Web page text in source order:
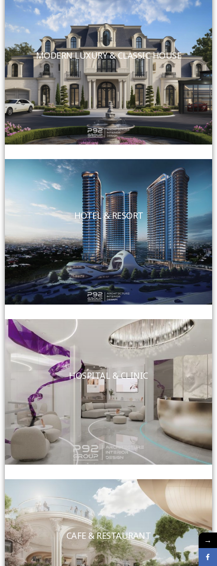
MODERN LUXURY & CLASSIC HOUSE
View More
HOTEL & RESORT
View More
HOSPITAL & CLINIC
View More
CAFE & RESTAURANT →